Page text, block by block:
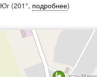
Юг (201°, подробнее)